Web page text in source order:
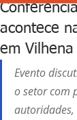
acontece
em Vilhena
Evento
o setor com
autoridades,